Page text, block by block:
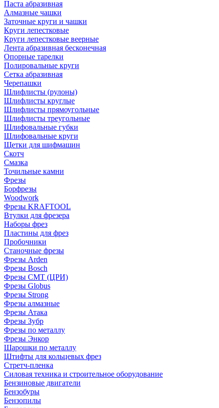
Паста абразивная
Алмазные чашки
Заточные круги и чашки
Круги лепестковые
Круги лепестковые веерные
Лента абразивная бесконечная
Опорные тарелки
Полировальные круги
Сетка абразивная
Черепашки
Шлифлисты (рулоны)
Шлифлисты круглые
Шлифлисты прямоугольные
Шлифлисты треугольные
Шлифовальные губки
Шлифовальные круги
Щетки для шифмашин
Скотч
Смазка
Точильные камни
Фрезы
Борфрезы
Woodwork
Фрезы KRAFTOOL
Втулки для фрезера
Наборы фрез
Пластины для фрез
Пробочники
Станочные фрезы
Фрезы Arden
Фрезы Bosch
Фрезы CMT (ЦРИ)
Фрезы Globus
Фрезы Strong
Фрезы алмазные
Фрезы Атака
Фрезы Зубр
Фрезы по металлу
Фрезы Энкор
Шарошки по металлу
Штифты для кольцевых фрез
Стретч-пленка
Силовая техника и строительное оборудование
Бензиновые двигатели
Бензобуры
Бензопилы